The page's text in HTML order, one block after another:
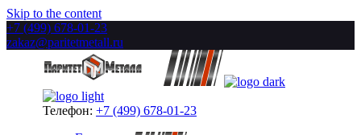
Skip to the content
+7 (499) 678-01-23
zakaz@paritetmetall.ru
Телефон: +7 (499) 678-01-23